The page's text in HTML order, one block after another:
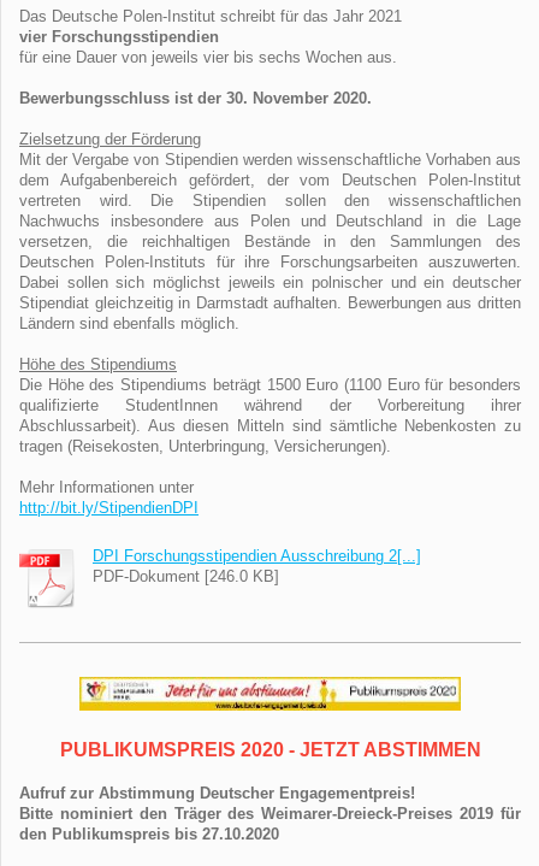
Das Deutsche Polen-Institut schreibt für das Jahr 2021
vier Forschungsstipendien
für eine Dauer von jeweils vier bis sechs Wochen aus.
Bewerbungsschluss ist der 30. November 2020.
Zielsetzung der Förderung
Mit der Vergabe von Stipendien werden wissenschaftliche Vorhaben aus
dem Aufgabenbereich gefördert, der vom Deutschen Polen-Institut
vertreten wird. Die Stipendien sollen den wissenschaftlichen
Nachwuchs insbesondere aus Polen und Deutschland in die Lage
versetzen, die reichhaltigen Bestände in den Sammlungen des
Deutschen Polen-Instituts für ihre Forschungsarbeiten auszuwerten.
Dabei sollen sich möglichst jeweils ein polnischer und ein deutscher
Stipendiat gleichzeitig in Darmstadt aufhalten. Bewerbungen aus dritten
Ländern sind ebenfalls möglich.
Höhe des Stipendiums
Die Höhe des Stipendiums beträgt 1500 Euro (1100 Euro für besonders
qualifizierte StudentInnen während der Vorbereitung ihrer
Abschlussarbeit). Aus diesen Mitteln sind sämtliche Nebenkosten zu
tragen (Reisekosten, Unterbringung, Versicherungen).
Mehr Informationen unter
http://bit.ly/StipendienDPI
DPI Forschungsstipendien Ausschreibung 2[...]
PDF-Dokument [246.0 KB]
PUBLIKUMSPREIS 2020 - JETZT ABSTIMMEN
Aufruf zur Abstimmung Deutscher Engagementpreis!
Bitte nominiert den Träger des Weimarer-Dreieck-Preises 2019 für
den Publikumspreis bis 27.10.2020